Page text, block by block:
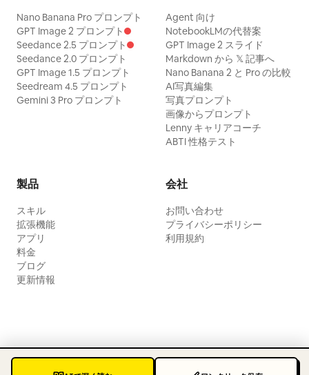
Nano Banana Pro プロンプト
GPT Image 2 プロンプト
Seedance 2.5 プロンプト
Seedance 2.0 プロンプト
GPT Image 1.5 プロンプト
Seedream 4.5 プロンプト
Gemini 3 Pro プロンプト
Agent 向け
NotebookLMの代替案
GPT Image 2 スライド
Markdown から 𝕏 記事へ
Nano Banana 2 と Pro の比較
AI写真編集
写真プロンプト
画像からプロンプト
Lenny キャリアコーチ
ABTI 性格テスト
製品
スキル
拡張機能
アプリ
料金
ブログ
更新情報
会社
お問い合わせ
プライバシーポリシー
利用規約